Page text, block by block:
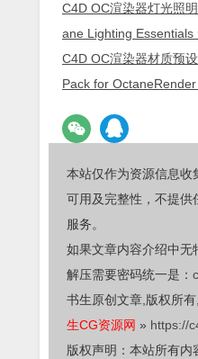
C4D OC渲染器灯光照
ane Lighting Essentials
C4D OC渲染器材质预
Pack for
本站仅作为资源信息收
可用及完整性，不提供
服务。
如果文章内容介绍中无
解压需要密码统一是：
书生原创文章,版权所有
生CG资源网 » https://
版权声明：本站所有内